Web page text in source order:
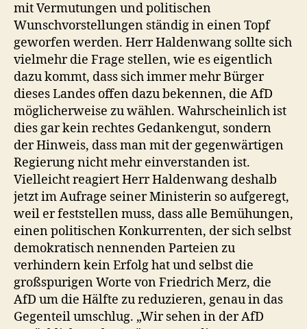
mit Vermutungen und politischen
Wunschvorstellungen ständig in einen Topf
geworfen werden. Herr Haldenwang sollte sich
vielmehr die Frage stellen, wie es eigentlich
dazu kommt, dass sich immer mehr Bürger
dieses Landes offen dazu bekennen, die AfD
möglicherweise zu wählen. Wahrscheinlich ist
dies gar kein rechtes Gedankengut, sondern
der Hinweis, dass man mit der gegenwärtigen
Regierung nicht mehr einverstanden ist.
Vielleicht reagiert Herr Haldenwang deshalb
jetzt im Aufrage seiner Ministerin so aufgeregt,
weil er feststellen muss, dass alle Bemühungen,
einen politischen Konkurrenten, der sich selbst
demokratisch nennenden Parteien zu
verhindern kein Erfolg hat und selbst die
großspurigen Worte von Friedrich Merz, die
AfD um die Hälfte zu reduzieren, genau in das
Gegenteil umschlug. „Wir sehen in der AfD